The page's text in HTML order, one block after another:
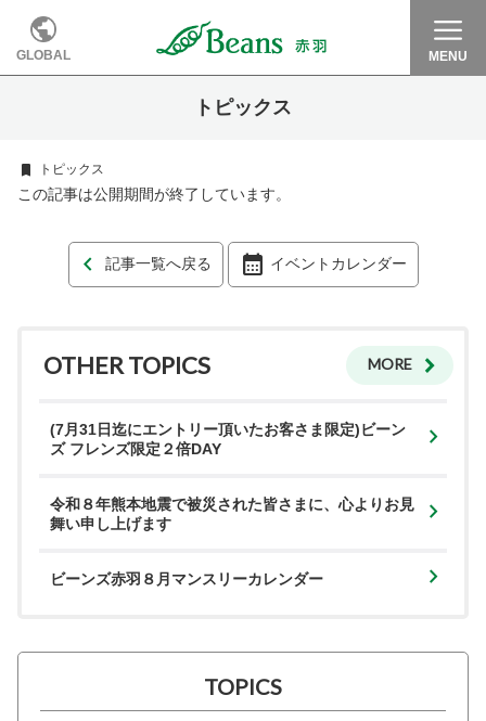
GLOBAL MENU
トピックス
トピックス
この記事は公開期間が終了しています。
記事一覧へ戻る イベントカレンダー
OTHER TOPICS MORE
(7月31日迄にエントリー頂いたお客さま限定)ビーン
ズ フレンズ限定２倍DAY
令和８年熊本地震で被災された皆さまに、心よりお見
舞い申し上げます
ビーンズ赤羽８月マンスリーカレンダー
TOPICS